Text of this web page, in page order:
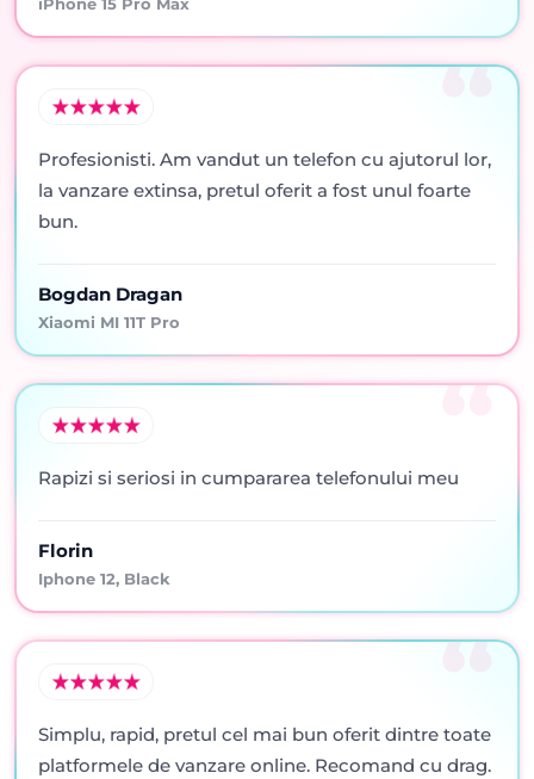
iPhone 15 Pro Max
Profesionisti. Am vandut un telefon cu ajutorul lor,
la vanzare extinsa, pretul oferit a fost unul foarte
bun.
Bogdan Dragan
Xiaomi MI 11T Pro
Rapizi si seriosi in cumpararea telefonului meu
Florin
Iphone 12, Black
Simplu, rapid, pretul cel mai bun oferit dintre toate
platformele de vanzare online. Recomand cu drag.